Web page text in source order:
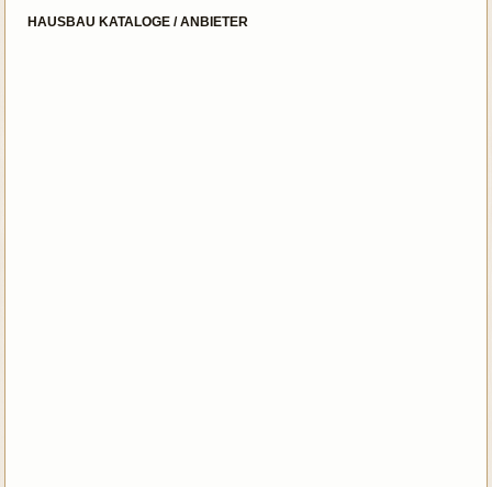
HAUSBAU KATALOGE / ANBIETER